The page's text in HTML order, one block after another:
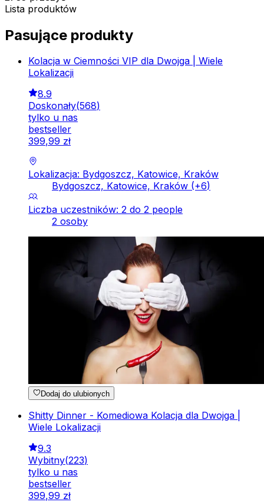
Lista produktów
Pasujące produkty
Kolacja w Ciemności VIP dla Dwojga | Wiele
Lokalizacji
8.9
Doskonały(568)
tylko u nas
bestseller
399,99 zł
Lokalizacja: Bydgoszcz, Katowice, Kraków
Bydgoszcz, Katowice, Kraków (+6)
Liczba uczestników: 2 do 2 people
2 osoby
Dodaj do ulubionych
Shitty Dinner - Komediowa Kolacja dla Dwojga |
Wiele Lokalizacji
9.3
Wybitny(223)
tylko u nas
bestseller
399,99 zł